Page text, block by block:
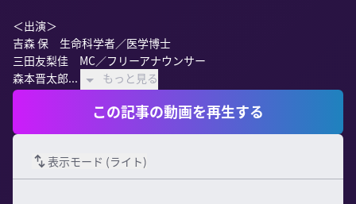
＜出演＞
吉森 保　生命科学者／医学博士
三田友梨佳　MC／フリーアナウンサー
森本晋太郎...
もっと見る
この記事の動画を再生する
表示モード (ライト)